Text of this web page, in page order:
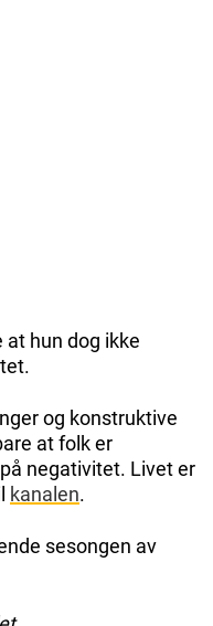
at hun dog ikke
og konstruktive
at folk er
negativitet. Livet er
kanalen.
sesongen av